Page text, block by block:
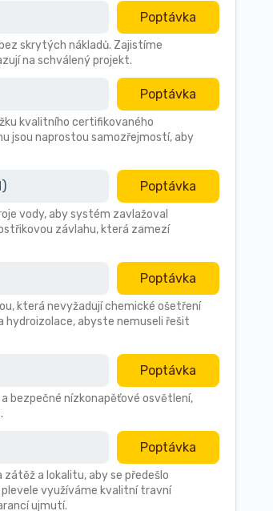
Poptávka
skrytých nákladů. Zajistíme
na schválený projekt.
Poptávka
kvalitního certifikovaného
jsou naprostou samozřejmostí, aby
Poptávka
vody, aby systém zavlažoval
závlahu, která zamezí
Poptávka
která nevyžadují chemické ošetření
hydroizolace, abyste nemuseli řešit
Poptávka
bezpečné nízkonapěťové osvětlení,
Poptávka
a lokalitu, aby se předešlo
využíváme kvalitní travní
ujmutí.